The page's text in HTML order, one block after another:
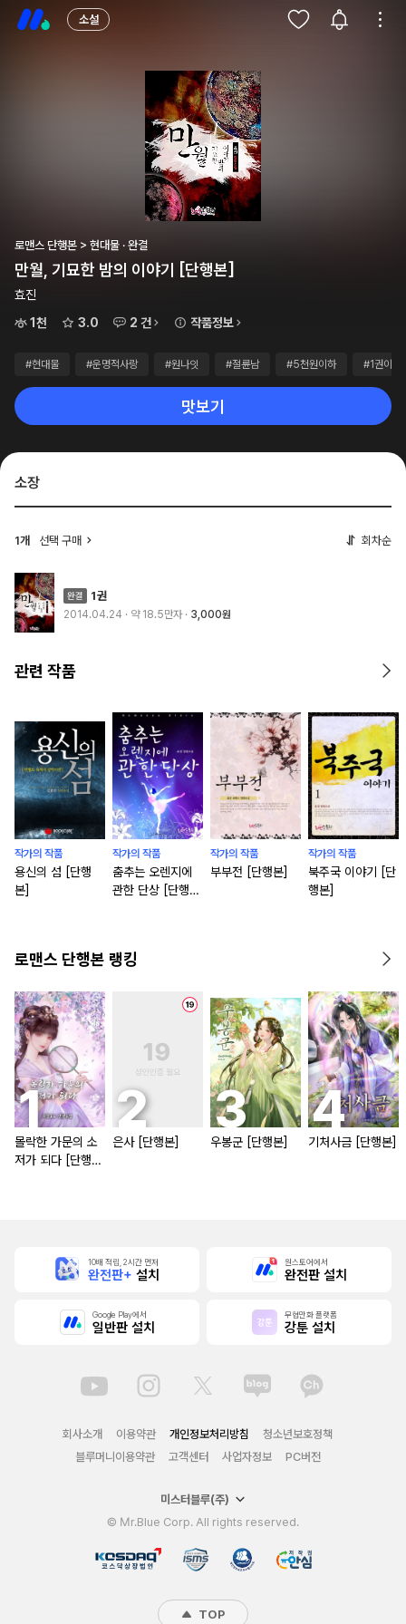
소설
로맨스 단행본 > 현대물 · 완결
만월, 기묘한 밤의 이야기 [단행본]
효진
1천
3.0 2 건 작품정보
#현대물 #운명적사랑 #원나잇 #절륜남 #5천원이하 #1권이하
맛보기
소장
1개 선택 구매 회차순
1권
2014.04.24 · 약 18.5만자 3,000원
관련 작품
작가의 작품
용신의 섬 [단행
본]
작가의 작품
춤추는 오렌지에
관한 단상 [단행
작가의 작품
부부전 [단행본]
작가의 작품
북주국 이야기 [단
행본]
로맨스 단행본 랭킹
몰락한 가문의 소
저가 되다 [단행
은사 [단행본] 우봉군 [단행본] 기처사금 [단행본]
10배 적립, 2시간 먼저
완전판+ 설치
원스토어에서
완전판 설치
Google Play에서
일반판 설치
무협만화 플랫폼
강툰 설치
회사소개 이용약관 개인정보처리방침
청소년보호정책
블루머니이용약관
고객센터 사업자정보 PC버전
미스터블루(주)
© Mr.Blue Corp. All rights reserved.
TOP